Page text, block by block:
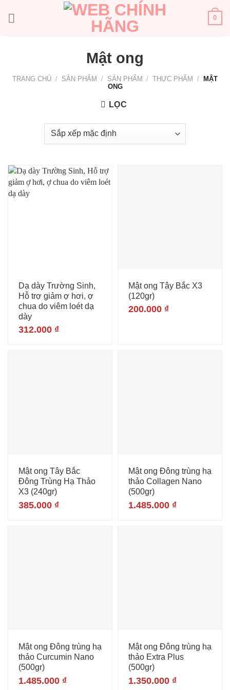
qua
0
Mật ong
TRANG CHỦ / SẢN PHẨM / SẢN PHẨM / THỰC PHẨM /
MẬT
ONG
LỌC
Dạ dày Trường Sinh,
Hỗ trợ giảm ợ hơi, ợ
chua do viêm loét dạ
dày
312.000 ₫
Mật ong Tây Bắc X3
(120gr)
200.000 ₫
Mật ong Tây Bắc
Đông Trùng Hạ Thảo
X3 (240gr)
385.000 ₫
Mật ong Đông trùng hạ
thảo Collagen Nano
(500gr)
1.485.000 ₫
Mật ong Đông trùng hạ
thảo Curcumin Nano
(500gr)
1.485.000 ₫
Mật ong Đông trùng hạ
thảo Extra Plus
(500gr)
1.350.000 ₫